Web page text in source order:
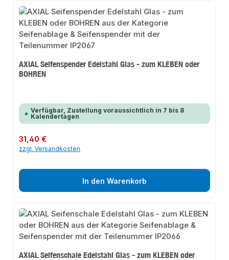
AXIAL Seifenspender Edelstahl Glas - zum KLEBEN oder
BOHREN
Verfügbar, Zustellung voraussichtlich in 7 bis 8
Kalendertagen
Regulärer Preis:
31,40 €
zzgl. Versandkosten
In den Warenkorb
AXIAL Seifenschale Edelstahl Glas - zum KLEBEN oder